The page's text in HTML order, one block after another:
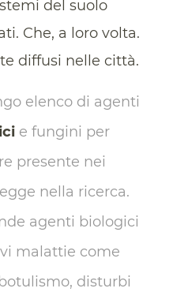
del suolo
Che, a loro volta.
diffusi nelle città.
elenco di agenti
e fungini per
presente nei
nella ricerca.
agenti biologici
malattie come
disturbi